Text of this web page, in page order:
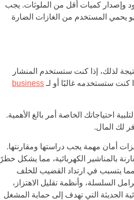
وإصدار كميات أقل من الملوثات. يجب
يحمي المستخدم من الغازات الضارة
لذلك، إذا كنت ستستخدم المنشار
كنت ستستخدمه غالبًا أو لـ business
احتياجاتك الخاصة أمر بالغ الأهمية.
لك المال.
أمان مهمة يجب دراستها ومقارنتها.
بالمناشير الكهربائية، مما يشكل خطرًا
يتسبب في ارتداد القضيب للخلف
السلسلة، وأنظمة تقليل الاهتزاز،
الحديثة التي تهدف إلى حماية المشغل